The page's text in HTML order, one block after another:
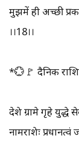
मुझमें ही अच्छी
।।18।।
*💮🚩 दैनिक
देशे ग्रामे गृहे युद्धे
नामराशेः प्रधानत्वं